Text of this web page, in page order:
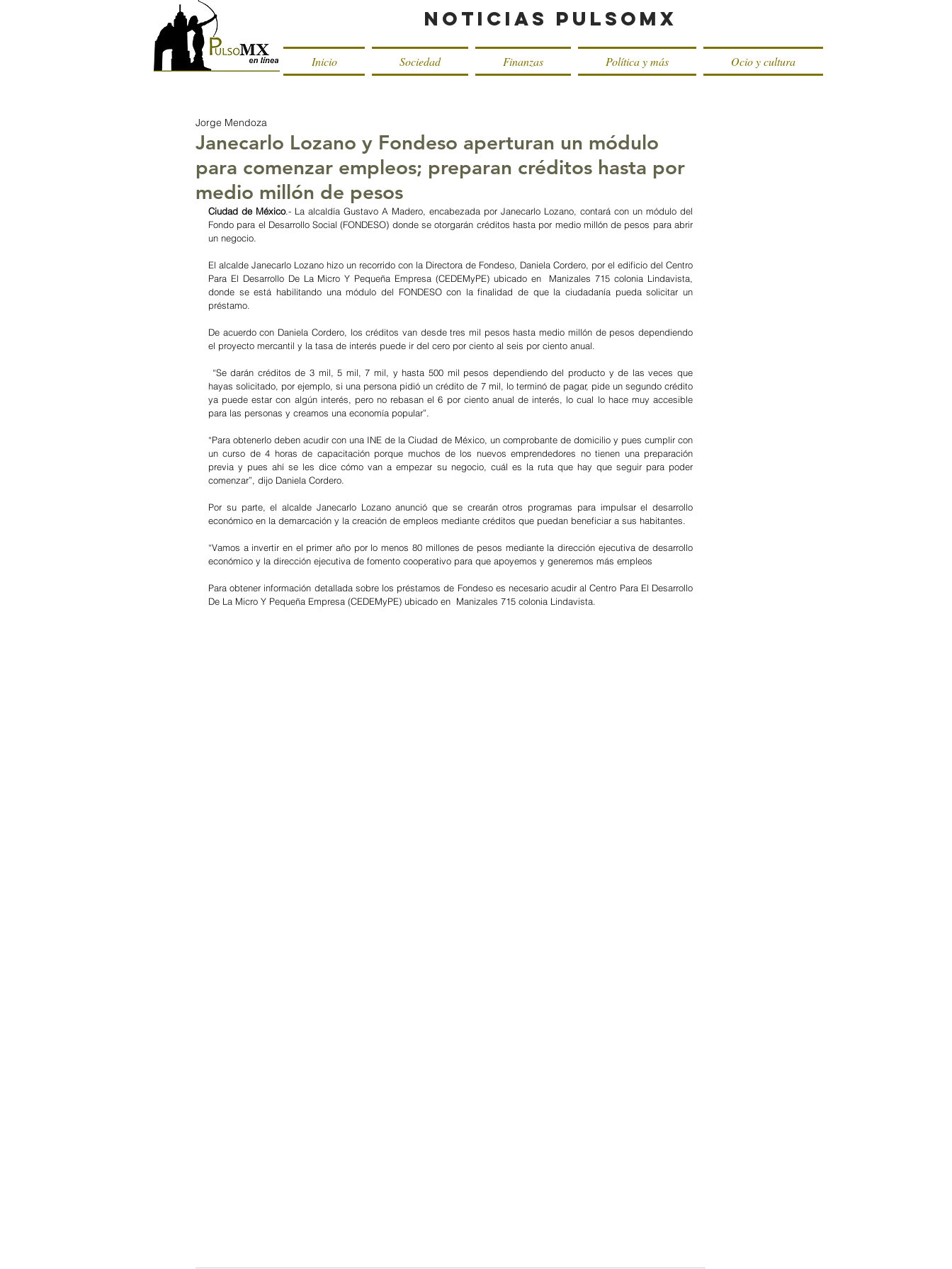
Noticias PulsoMX
Inicio Sociedad Finanzas Política y más Ocio y cultura
Janecarlo Lozano y Fondeso aperturan un módulo
para comenzar empleos; preparan créditos hasta por
medio millón de pesos
Jorge Mendoza
Ciudad de México.- La alcaldía Gustavo A Madero, encabezada por Janecarlo Lozano, contará con un módulo del
Fondo para el Desarrollo Social (FONDESO) donde se otorgarán créditos hasta por medio millón de pesos para abrir
un negocio.
El alcalde Janecarlo Lozano hizo un recorrido con la Directora de Fondeso, Daniela Cordero, por el edificio del Centro
Para El Desarrollo De La Micro Y Pequeña Empresa (CEDEMyPE) ubicado en  Manizales 715 colonia Lindavista,
donde se está habilitando una módulo del FONDESO con la finalidad de que la ciudadanía pueda solicitar un
préstamo.
De acuerdo con Daniela Cordero, los créditos van desde tres mil pesos hasta medio millón de pesos dependiendo
el proyecto mercantil y la tasa de interés puede ir del cero por ciento al seis por ciento anual.
hayas solicitado, por ejemplo, si una persona pidió un crédito de 7 mil, lo terminó de pagar, pide un segundo crédito
ya puede estar con algún interés, pero no rebasan el 6 por ciento anual de interés, lo cual lo hace muy accesible
para las personas y creamos una economía popular”.
“Para obtenerlo deben acudir con una INE de la Ciudad de México, un comprobante de domicilio y pues cumplir con
un curso de 4 horas de capacitación porque muchos de los nuevos emprendedores no tienen una preparación
previa y pues ahí se les dice cómo van a empezar su negocio, cuál es la ruta que hay que seguir para poder
comenzar”, dijo Daniela Cordero.
Por su parte, el alcalde Janecarlo Lozano anunció que se crearán otros programas para impulsar el desarrollo
económico en la demarcación y la creación de empleos mediante créditos que puedan beneficiar a sus habitantes.
“Vamos a invertir en el primer año por lo menos 80 millones de pesos mediante la dirección ejecutiva de desarrollo
económico y la dirección ejecutiva de fomento cooperativo para que apoyemos y generemos más empleos
Para obtener información detallada sobre los préstamos de Fondeso es necesario acudir al Centro Para El Desarrollo
De La Micro Y Pequeña Empresa (CEDEMyPE) ubicado en  Manizales 715 colonia Lindavista.